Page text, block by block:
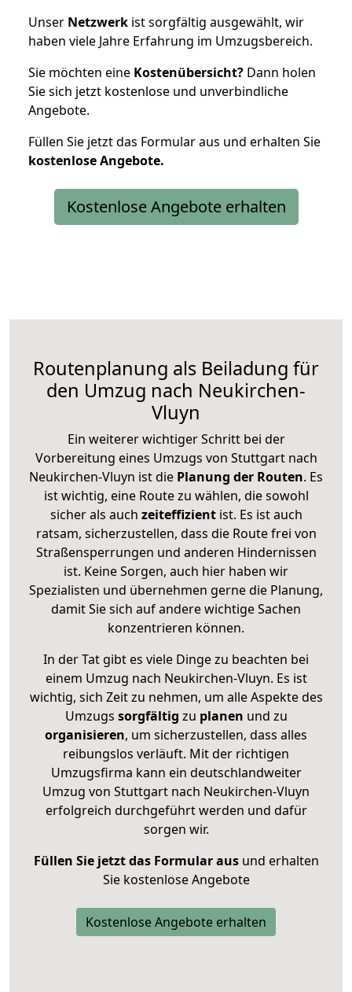
Unser Netzwerk ist sorgfältig ausgewählt, wir
haben viele Jahre Erfahrung im Umzugsbereich.
Sie möchten eine Kostenübersicht? Dann holen
Sie sich jetzt kostenlose und unverbindliche
Angebote.
Füllen Sie jetzt das Formular aus und erhalten Sie
kostenloseAngebote.
Kostenlose Angebote erhalten
Routenplanung als Beiladung für
den Umzug nach Neukirchen-
Vluyn
Ein weiterer wichtiger Schritt bei der
Vorbereitung eines Umzugs von Stuttgart nach
Neukirchen-Vluyn ist die Planung der Routen. Es
ist wichtig, eine Route zu wählen, die sowohl
sicher als auch zeiteffizientist. Es ist auch
ratsam, sicherzustellen, dass die Route frei von
Straßensperrungen und anderen Hindernissen
ist. Keine Sorgen, auch hier haben wir
Spezialisten und übernehmen gerne die Planung,
damit Sie sich auf andere wichtige Sachen
konzentrieren können.
In der Tat gibt es viele Dinge zu beachten bei
einem Umzug nach Neukirchen-Vluyn. Es ist
wichtig, sich Zeit zu nehmen, um alle Aspekte des
Umzugs sorgfältig zu planen und zu
organisieren, um sicherzustellen, dass alles
reibungslos verläuft. Mit der richtigen
Umzugsfirma kann ein deutschlandweiter
Umzug von Stuttgart nach Neukirchen-Vluyn
erfolgreich durchgeführt werden und dafür
sorgen wir.
Füllen Sie jetzt das Formular ausund erhalten
Sie kostenlose Angebote
Kostenlose Angebote erhalten